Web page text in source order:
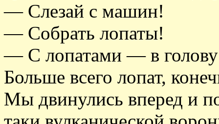
— Слезай с машин!
— Собрать лопаты!
— С лопатами — в
Больше всего лопат,
Мы двинулись вперед и